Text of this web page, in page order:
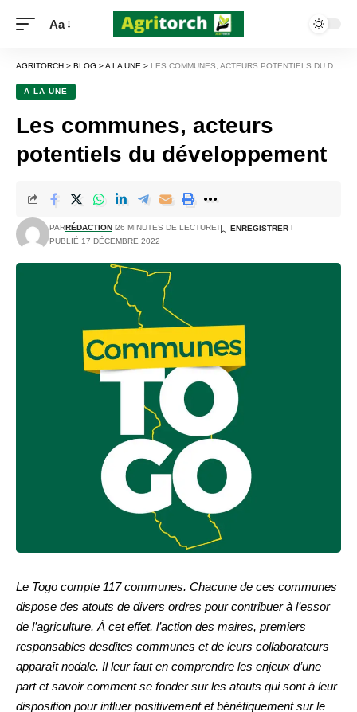
Aa
AGRITORCH > BLOG >A LA UNE > LES COMMUNES, ACTEURS POTENTIELS DU DÉVELOPPEMENT
A LA UNE
Les communes, acteurs
potentiels du développement
PARRÉDACTION 26 MINUTES DE LECTURE
PUBLIÉ 17 DÉCEMBRE 2022
Le Togo compte 117 communes. Chacune de ces communes
dispose des atouts de divers ordres pour contribuer à l’essor
de l’agriculture. À cet effet, l’action des maires, premiers
responsables desdites communes et de leurs collaborateurs
apparaît nodale. Il leur faut en comprendre les enjeux d’une
part et savoir comment se fonder sur les atouts qui sont à leur
disposition pour influer positivement et bénéfiquement sur le